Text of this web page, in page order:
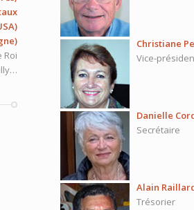
Roi
Christiane
Vice-
Danielle
Secrétaire
Alain
Trésorier